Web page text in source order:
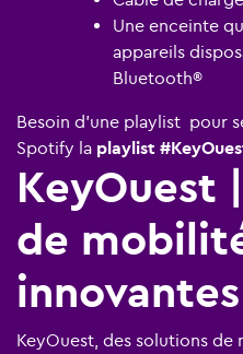
Une enceinte
appareils
Bluetooth®
Besoin d'une playlist pour
Spotify la playlist
KeyOuest
de
innovantes
KeyOuest, des solutions